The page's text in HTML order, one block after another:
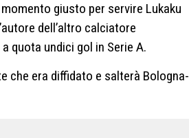
giusto per servire Lukaku
dell’altro calciatore
quota undici gol in Serie A.
che era diffidato e salterà Bologna-